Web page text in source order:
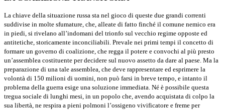
La chiave della situazione russa sta nel gioco di queste due grandi cor­renti
suddivise in molte sfumature, che, alleate di fatto finché il comune nemico era
in piedi, si rivelano all’indomani del trionfo sul vecchio re­gime opposte ed
antitetiche, storicamente inconciliabili. Prevale nei primi tempi il concetto di
formare un governo di coalizione, che regga il potere e convochi al più presto
un’assemblea costituente per decidere sul nuovo assetto da dare al paese. Ma la
preparazione di una tale assemblea, che deve rappresentare ed esprimere la
volontà di 150 milioni di uomini, non può farsi in breve tempo, e intanto il
problema della guerra esige una soluzione immediata. Né è possibile questa
tregua sociale di lunghi mesi, in un popolo che, avendo acquistata di colpo la
sua libertà, ne respira a pieni polmoni l’ossigeno vivificatore e freme per